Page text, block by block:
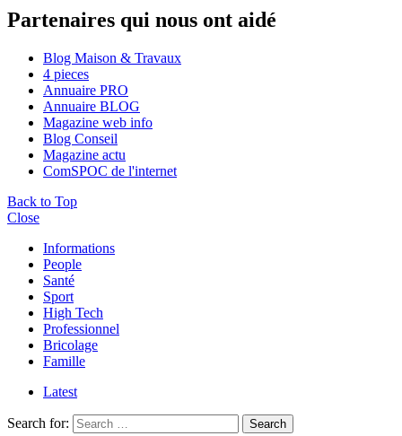
Partenaires qui nous ont aidé
Blog Maison & Travaux
4 pieces
Annuaire PRO
Annuaire BLOG
Magazine web info
Blog Conseil
Magazine actu
ComSPOC de l'internet
Back to Top
Close
Informations
People
Santé
Sport
High Tech
Professionnel
Bricolage
Famille
Latest
Search for: Search